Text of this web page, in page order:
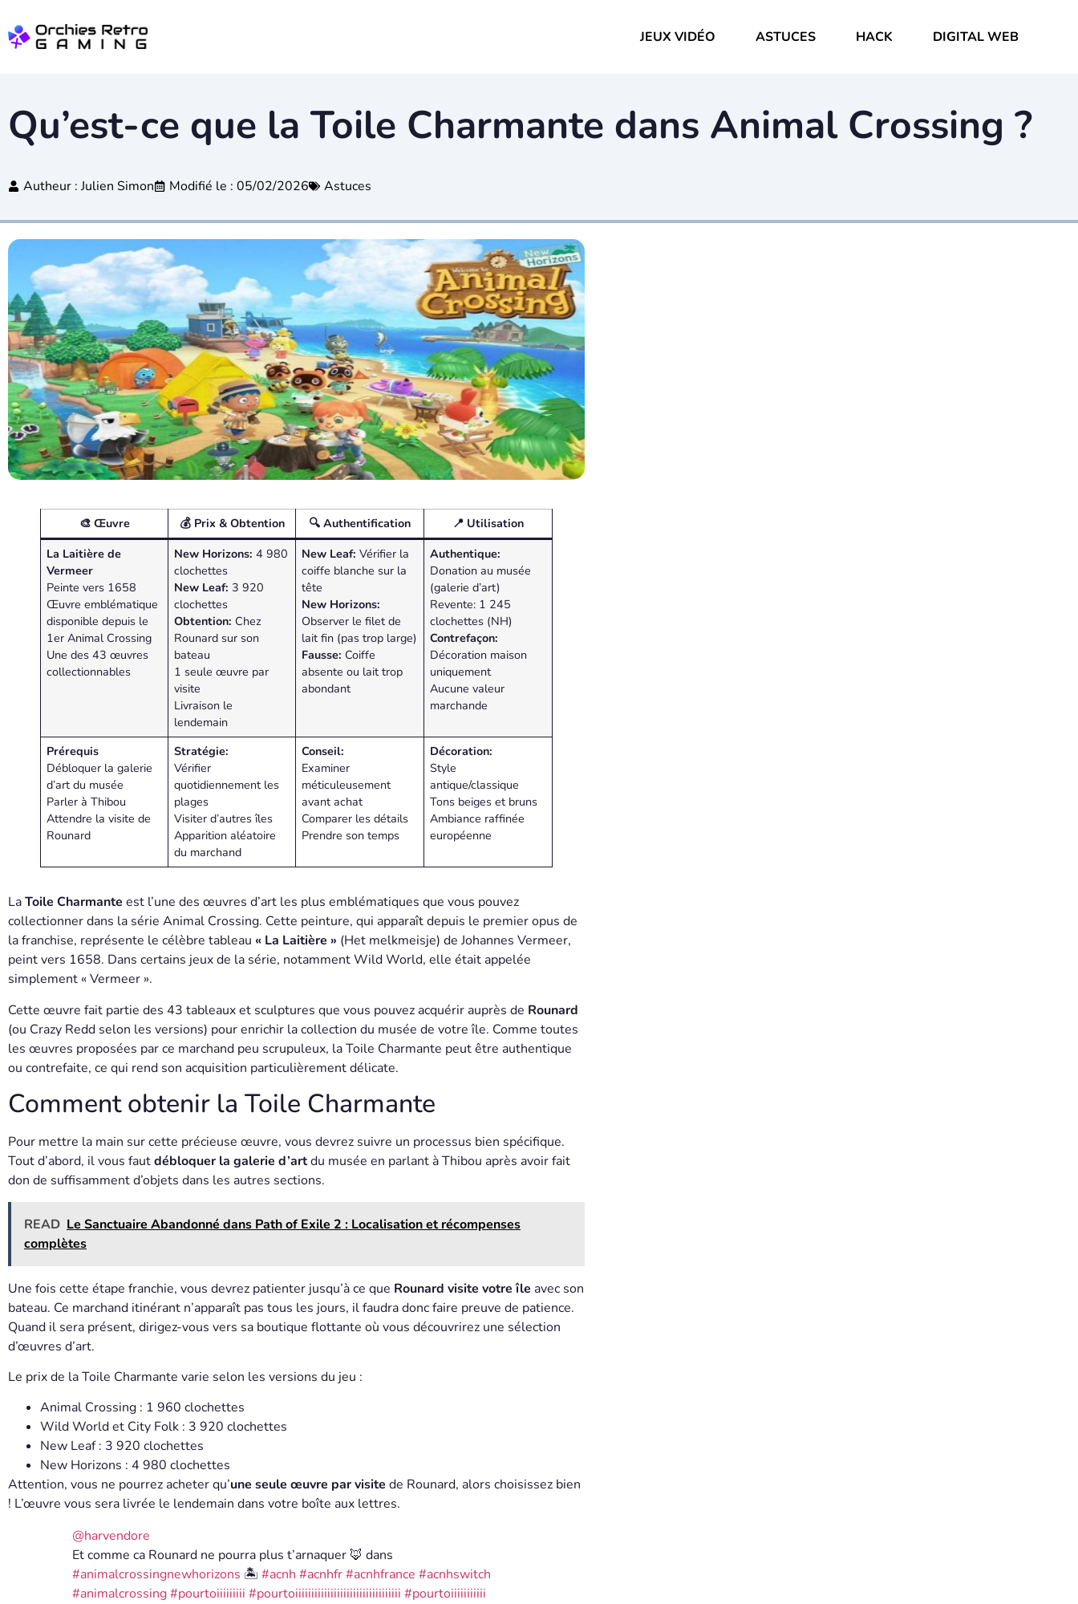
JEUX VIDÉO ASTUCES HACK DIGITAL WEB
Qu’est-ce que la Toile Charmante dans Animal Crossing ?
Autheur :Julien Simon Modifié le : 05/02/2026 Astuces
🎨 Œuvre 💰 Prix & Obtention 🔍 Authentification
📍 Utilisation
La Laitière de
Vermeer
Peinte vers 1658
Œuvre emblématique
disponible depuis le
1er Animal Crossing
Une des 43 œuvres
collectionnables
New Horizons: 4 980
clochettes
New Leaf: 3 920
clochettes
Obtention: Chez
Rounard sur son
bateau
1 seule œuvre par
visite
Livraison le
lendemain
New Leaf: Vérifier la
coiffe blanche sur la
tête
New Horizons:
Observer le filet de
lait fin (pas trop large)
Fausse: Coiffe
absente ou lait trop
abondant
Authentique:
Donation au musée
(galerie d’art)
Revente: 1 245
clochettes (NH)
Contrefaçon:
Décoration maison
uniquement
Aucune valeur
marchande
Prérequis
Débloquer la galerie
d’art du musée
Parler à Thibou
Attendre la visite de
Rounard
Stratégie:
Vérifier
quotidiennement les
plages
Visiter d’autres îles
Apparition aléatoire
du marchand
Conseil:
Examiner
méticuleusement
avant achat
Comparer les détails
Prendre son temps
Décoration:
Style
antique/classique
Tons beiges et bruns
Ambiance raffinée
européenne
LaToile Charmante est l’une des œuvres d’art les plus emblématiques que vous pouvez
collectionner dans la série Animal Crossing. Cette peinture, qui apparaît depuis le premier opus de
la franchise, représente le célèbre tableau « La Laitière » (Het melkmeisje) de Johannes Vermeer,
peint vers 1658. Dans certains jeux de la série, notamment Wild World, elle était appelée
simplement « Vermeer ».
Cette œuvre fait partie des 43 tableaux et sculptures que vous pouvez acquérir auprès de Rounard
(ou Crazy Redd selon les versions) pour enrichir la collection du musée de votre île. Comme toutes
les œuvres proposées par ce marchand peu scrupuleux, la Toile Charmante peut être authentique
ou contrefaite, ce qui rend son acquisition particulièrement délicate.
Comment obtenir la Toile Charmante
Pour mettre la main sur cette précieuse œuvre, vous devrez suivre un processus bien spécifique.
Tout d’abord, il vous fautdébloquer la galerie d’artdu musée en parlant à Thibou après avoir fait
don de suffisamment d’objets dans les autres sections.
READ Le Sanctuaire Abandonné dans Path of Exile 2 : Localisation et récompenses
complètes
Une fois cette étape franchie, vous devrez patienter jusqu’à ce que Rounard visite votre île avec son
bateau. Ce marchand itinérant n’apparaît pas tous les jours, il faudra donc faire preuve de patience.
Quand il sera présent, dirigez-vous vers sa boutique flottante où vous découvrirez une sélection
d’œuvres d’art.
Le prix de la Toile Charmante varie selon les versions du jeu :
Animal Crossing : 1 960 clochettes
Wild World et City Folk : 3 920 clochettes
New Leaf : 3 920 clochettes
New Horizons : 4 980 clochettes
Attention, vous ne pourrez acheter qu’une seule œuvre par visite de Rounard, alors choisissez bien
! L’œuvre vous sera livrée le lendemain dans votre boîte aux lettres.
@harvendore
Et comme ca Rounard ne pourra plus t’arnaquer 🦊 dans
#animalcrossingnewhorizons 🏝️ #acnh #acnhfr#acnhfrance #acnhswitch
#animalcrossing#pourtoiiiiiiiii #pourtoiiiiiiiiiiiiiiiiiiiiiiiiiiiiiiiii #pourtoiiiiiiiiiii